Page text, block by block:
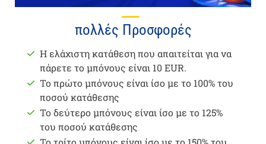
πολλές Προσφορές
Η ελάχιστη κατάθεση που απαιτείται για να
πάρετε το μπόνους είναι 10 EUR.
Το πρώτο μπόνους είναι ίσο με το 100% του
ποσού κατάθεσης
Το δεύτερο μπόνους είναι ίσο με το 125%
του ποσού κατάθεσης